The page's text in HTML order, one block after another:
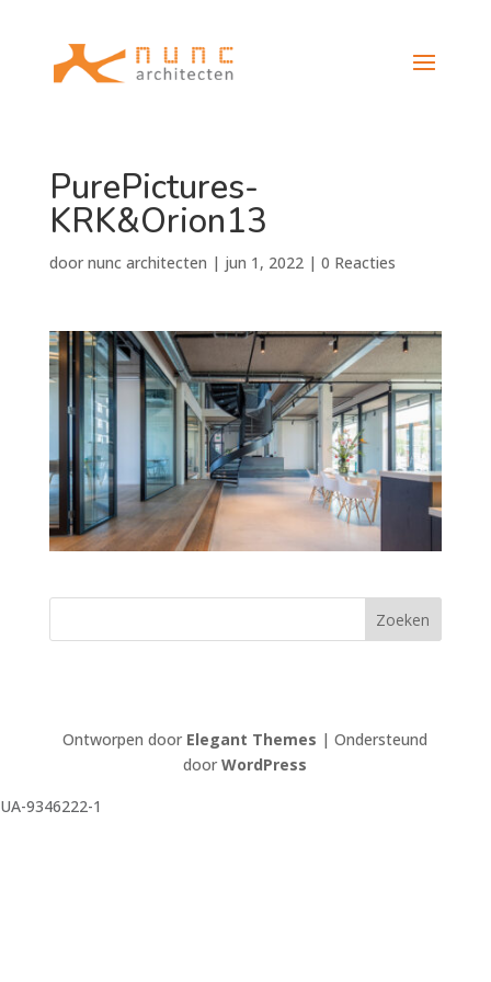
PurePictures-
KRK&Orion13
door nunc architecten | jun 1, 2022| 0 Reacties
Ontworpen door Elegant Themes | Ondersteund
doorWordPress
UA-9346222-1